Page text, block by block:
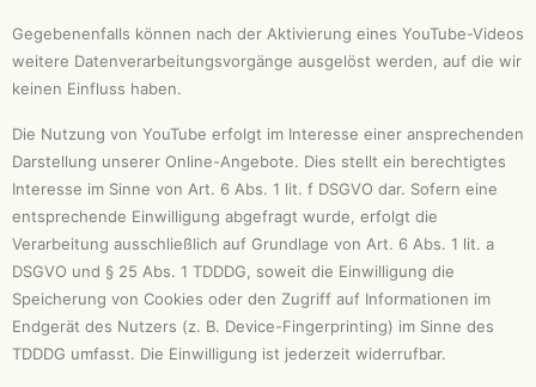
Gegebenenfalls können nach der Aktivierung eines YouTube-Videos
weitere Datenverarbeitungsvorgänge ausgelöst werden, auf die wir
keinen Einfluss haben.
Die Nutzung von YouTube erfolgt im Interesse einer ansprechenden
Darstellung unserer Online-Angebote. Dies stellt ein berechtigtes
Interesse im Sinne von Art. 6 Abs. 1 lit. f DSGVO dar. Sofern eine
entsprechende Einwilligung abgefragt wurde, erfolgt die
Verarbeitung ausschließlich auf Grundlage von Art. 6 Abs. 1 lit. a
DSGVO und § 25 Abs. 1 TDDDG, soweit die Einwilligung die
Speicherung von Cookies oder den Zugriff auf Informationen im
Endgerät des Nutzers (z. B. Device-Fingerprinting) im Sinne des
TDDDG umfasst. Die Einwilligung ist jederzeit widerrufbar.